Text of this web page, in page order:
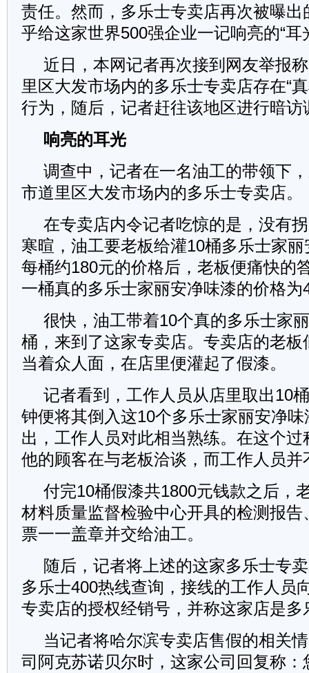
责任。然而，多乐士专卖店再次被曝
乎给这家世界500强企业一记响亮的“耳
近日，本网记者再次接到网友举报
里区大发市场内的多乐士专卖店存在“
行为，随后，记者赶往该地区进行暗访
响亮的耳光
调查中，记者在一名油工的带领下
市道里区大发市场内的多乐士专卖店。
在专卖店内令记者吃惊的是，没有
寒暄，油工要老板给灌10桶多乐士家
每桶约180元的价格后，老板便痛快的
一桶真的多乐士家丽安净味漆的价格为
很快，油工带着10个真的多乐士家
桶，来到了这家专卖店。专卖店的老
当着众人面，在店里便灌起了假漆。
记者看到，工作人员从店里取出10
钟便将其倒入这10个多乐士家丽安净
出，工作人员对此相当熟练。在这个
他的顾客在与老板洽谈，而工作人员并
付完10桶假漆共1800元钱款之后，
材料质量监督检验中心开具的检测报
票一一盖章并交给油工。
随后，记者将上述的这家多乐士专
多乐士400热线查询，接线的工作人员
专卖店的授权经销号，并称这家店是多
当记者将哈尔滨专卖店售假的相关
司阿克苏诺贝尔时，这家公司回复称